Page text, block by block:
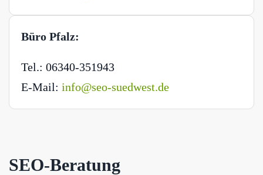
Büro Pfalz:
Tel.: 06340-351943
E-Mail: info@seo-suedwest.de
SEO-Beratung